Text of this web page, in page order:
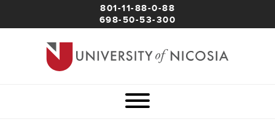
801-11-88-0-88
698-50-53-300